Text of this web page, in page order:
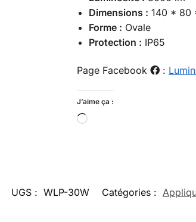
Dimensions : 140 * 80
Forme : Ovale
Protection : IP65
Page Facebook :
J’aime ça :
UGS : WLP-30W Catégories :